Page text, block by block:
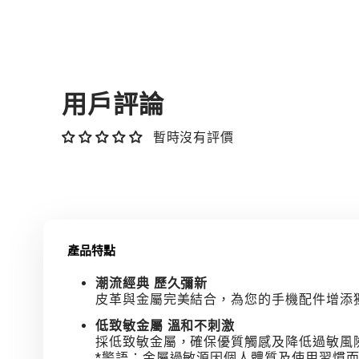
用戶評論
暫時沒有評價
產品特點
潮流經典 歷久彌新
皮革與金屬完美結合，為您的手機配件增添
低致敏金屬 溫和不刺激
採低致敏金屬，確保優質觸感及降低過敏